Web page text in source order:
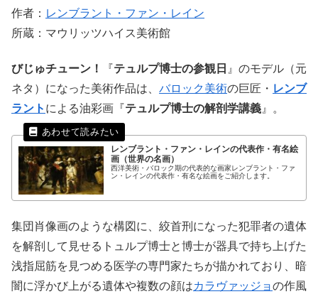
作者： レンブラント・ファン・レイン
所蔵：マウリッツハイス美術館
びじゅチューン！ 『テュルプ博士の参観日 』のモデル（元
ネタ）になった美術作品は、 バロック美術の巨匠・ レンブ
ラント による油彩画『テュルプ博士の解剖学講義 』。
レンブラント・ファン・レインの代表作・有名絵
画（世界の名画）
西洋美術・バロック期の代表的な画家レンブラント・ファ
ン・レインの代表作・有名な絵画をご紹介します。
集団肖像画のような構図に、絞首刑になった犯罪者の遺体
を解剖して見せるトュルプ博士と博士が器具で持ち上げた
浅指屈筋を見つめる医学の専門家たちが描かれており、暗
闇に浮かび上がる遺体や複数の顔はカラヴァッジョの作風